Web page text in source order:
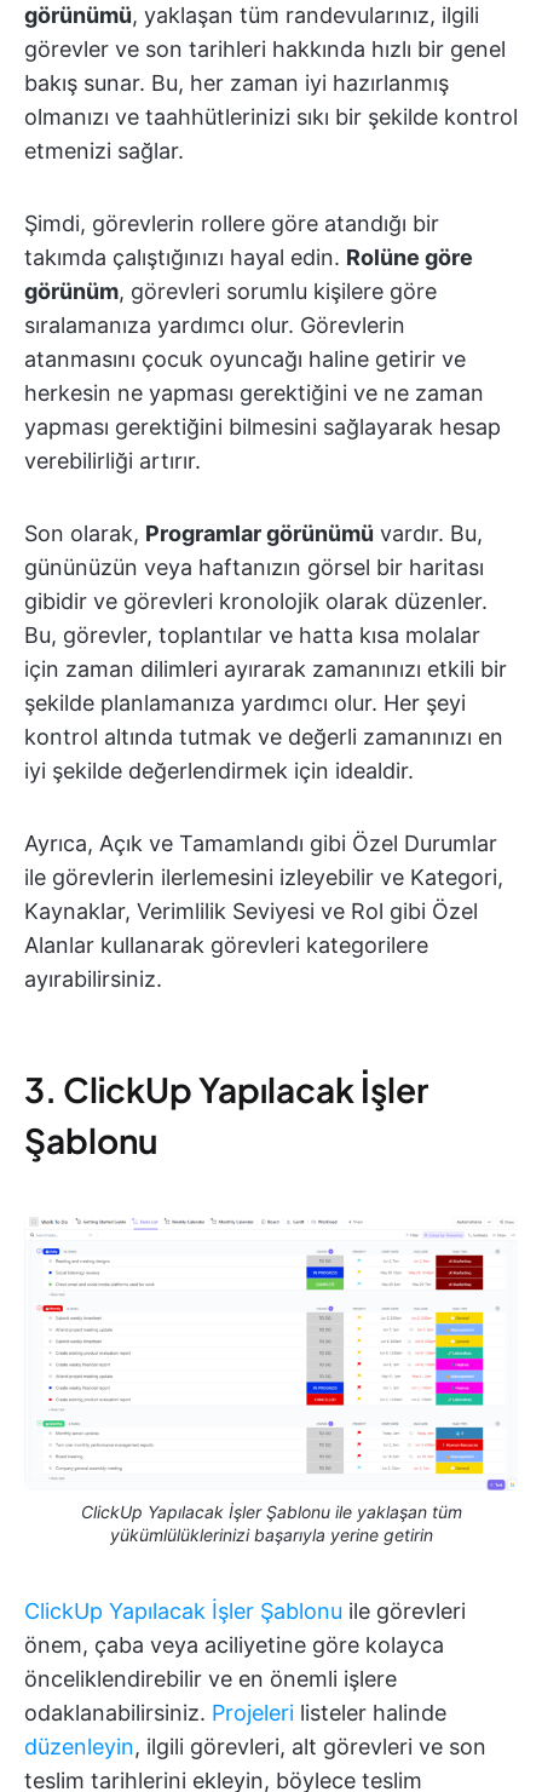
görünümü, yaklaşan tüm randevularınız, ilgili
görevler ve son tarihleri hakkında hızlı bir genel
bakış sunar. Bu, her zaman iyi hazırlanmış
olmanızı ve taahhütlerinizi sıkı bir şekilde kontrol
etmenizi sağlar.
Şimdi, görevlerin rollere göre atandığı bir
takımda çalıştığınızı hayal edin. Rolüne göre
görünüm, görevleri sorumlu kişilere göre
sıralamanıza yardımcı olur. Görevlerin
atanmasını çocuk oyuncağı haline getirir ve
herkesin ne yapması gerektiğini ve ne zaman
yapması gerektiğini bilmesini sağlayarak hesap
verebilirliği artırır.
Son olarak, Programlar görünümü vardır. Bu,
gününüzün veya haftanızın görsel bir haritası
gibidir ve görevleri kronolojik olarak düzenler.
Bu, görevler, toplantılar ve hatta kısa molalar
için zaman dilimleri ayırarak zamanınızı etkili bir
şekilde planlamanıza yardımcı olur. Her şeyi
kontrol altında tutmak ve değerli zamanınızı en
iyi şekilde değerlendirmek için idealdir.
Ayrıca, Açık ve Tamamlandı gibi Özel Durumlar
ile görevlerin ilerlemesini izleyebilir ve Kategori,
Kaynaklar, Verimlilik Seviyesi ve Rol gibi Özel
Alanlar kullanarak görevleri kategorilere
ayırabilirsiniz.
3. ClickUp Yapılacak İşler
Şablonu
ClickUp Yapılacak İşler Şablonu ile yaklaşan tüm
yükümlülüklerinizi başarıyla yerine getirin
ClickUp Yapılacak İşler Şablonu ile görevleri
önem, çaba veya aciliyetine göre kolayca
önceliklendirebilir ve en önemli işlere
odaklanabilirsiniz. Projeleri listeler halinde
düzenleyin, ilgili görevleri, alt görevleri ve son
teslim tarihlerini ekleyin, böylece teslim